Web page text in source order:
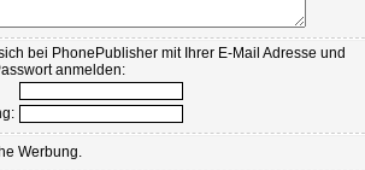
bei PhonePublisher mit Ihrer E-Mail Adresse und
anmelden:
Werbung.